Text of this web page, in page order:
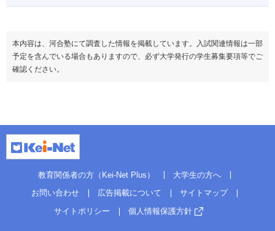
本内容は、河合塾にて調査した情報を掲載しています。入試関連情報は一部
予定を含んでいる場合もありますので、必ず大学発行の学生募集要項等でご
確認ください。
教育関係者の方（Kei-Net Plus）
大学生の方へ
お問い合わせ
広告掲載について
サイトマップ
サイトポリシー
個人情報保護方針